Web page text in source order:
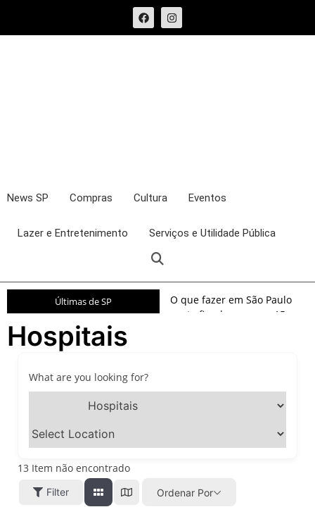
News SP Compras Cultura Eventos
Lazer e Entretenimento Serviços e Utilidade Pública
Últimas de SP
O que fazer em São Paulo
neste fim de semana: 15
pedaço da Itália durante
em agosto de 2026: festas
italianas, eventos,
O que fazer em São Paulo
Hospitais
What are you looking for?
13 Item não encontrado
Filter Ordenar Por